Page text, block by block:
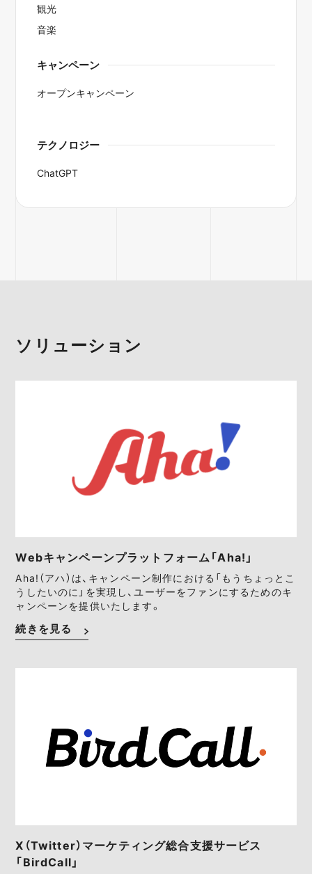
観光
音楽
キャンペーン
オープンキャンペーン
テクノロジー
ChatGPT
ソリューション
Webキャンペーンプラットフォーム「Aha!」
Aha!（アハ）は、キャンペーン制作における「もうちょっとこ
うしたいのに」を実現し、ユーザーをファンにするためのキ
ャンペーンを提供いたします。
続きを見る
X（Twitter）マーケティング総合支援サービス
「BirdCall」